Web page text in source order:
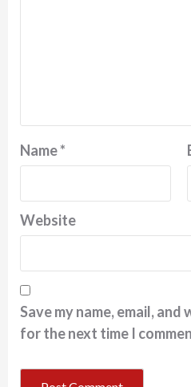
Name*
Website
Save my name, email,
for the next time I